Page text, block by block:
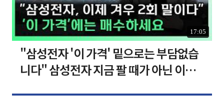
17:05
"삼성전자 '이 가격' 밑으로는 부담없습
니다" 삼성전자 지금 팔 때가 아닌 이유